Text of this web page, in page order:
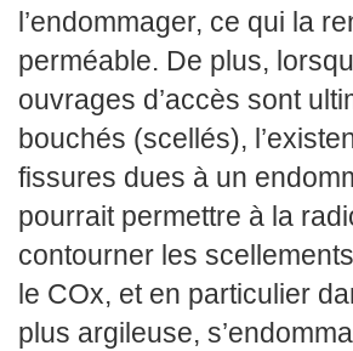
l’endommager, ce qui la
perméable. De plus,
ouvrages d’accès sont
bouchés (scellés),
fissures dues à un
pourrait permettre à la
contourner les
le COx, et en particulier
plus argileuse,